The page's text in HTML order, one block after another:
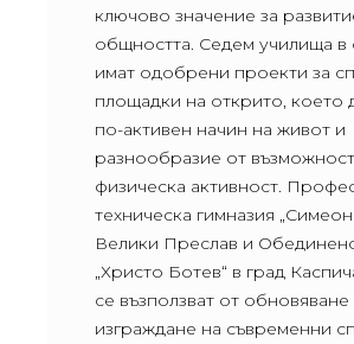
ключово значение за
общността. Седем училища в
имат одобрени проекти за
площадки на открито, което
по-активен начин на живот и
разнообразие от
физическа активност.
техническа гимназия
Велики Преслав и
„Христо Ботев“ в град
се възползват от обновяване
изграждане на съвременни